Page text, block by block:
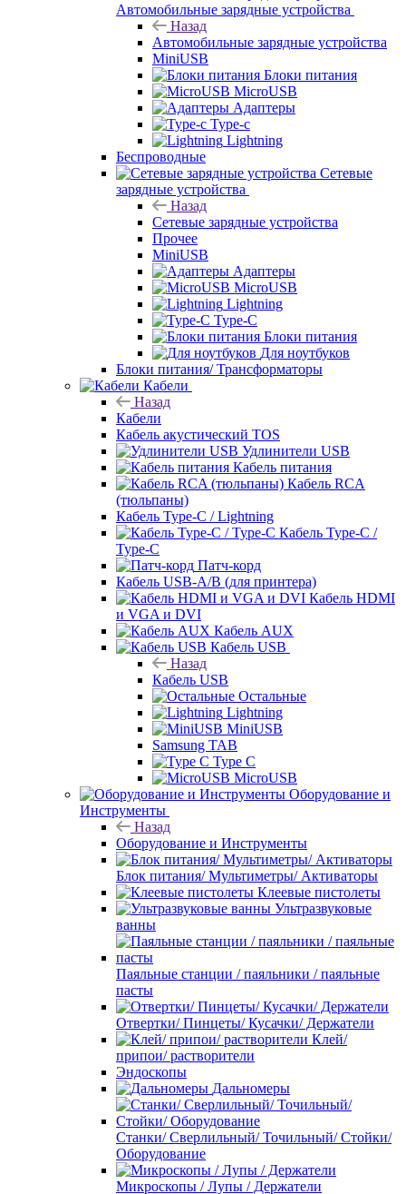
Автомобильные зарядные устройства
Назад
Автомобильные зарядные устройства
MiniUSB
Блоки питания
MicroUSB
Адаптеры
Type-c
Lightning
Беспроводные
Сетевые
зарядные устройства
Назад
Сетевые зарядные устройства
Прочее
MiniUSB
Адаптеры
MicroUSB
Lightning
Type-C
Блоки питания
Для ноутбуков
Блоки питания/ Трансформаторы
Кабели
Назад
Кабели
Кабель акустический TOS
Удлинители USB
Кабель питания
Кабель RCA
(тюльпаны)
Кабель Type-C / Lightning
Кабель Type-C /
Type-C
Патч-корд
Кабель USB-A/B (для принтера)
Кабель HDMI
и VGA и DVI
Кабель AUX
Кабель USB
Назад
Кабель USB
Остальные
Lightning
MiniUSB
Samsung TAB
Type C
MicroUSB
Оборудование и
Инструменты
Назад
Оборудование и Инструменты
Блок питания/ Мультиметры/ Активаторы
Клеевые пистолеты
Ультразвуковые
ванны
Паяльные станции / паяльники / паяльные
пасты
Отвертки/ Пинцеты/ Кусачки/ Держатели
Клей/
припои/ растворители
Эндоскопы
Дальномеры
Станки/ Сверлильный/ Точильный/ Стойки/
Оборудование
Микроскопы / Лупы / Держатели